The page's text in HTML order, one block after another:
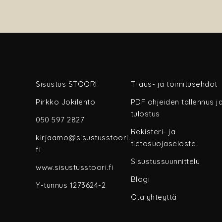
Sisustus STOORI
Pirkko Jokilehto
050 597 2827
kirjaamo@sisustusstoori.
fi
www.sisustusstoori.fi
Y-tunnus 1273624-2
Tilaus- ja toimitusehdot
PDF ohjeiden tallennus
tulostus
Rekisteri- ja
tietosuojaseloste
Sisustussuunnittelu
Blogi
Ota yhteyttä